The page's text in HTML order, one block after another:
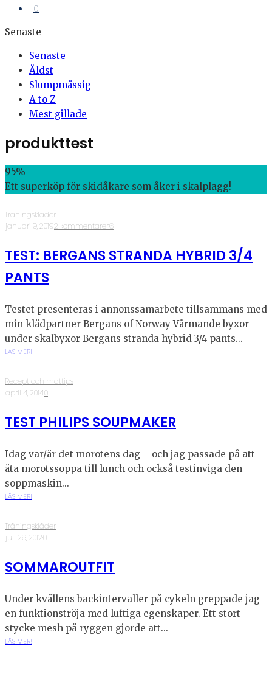
0
Senaste
Senaste
Äldst
Slumpmässig
A to Z
Mest gillade
produkttest
95%
Ett superköp för skidåkare som åker i skalplagg!
Träningskläder
·januari 9, 2019·2 kommentarer·6
TEST: BERGANS STRANDA HYBRID 3/4
PANTS
Testet presenteras i annonssamarbete tillsammans med
min klädpartner Bergans of Norway Värmande byxor
under skalbyxor Bergans stranda hybrid 3/4 pants...
LÄS MER!
Recept och mattips
·april 4, 2014·0
TEST PHILIPS SOUPMAKER
Idag var/är det morotens dag – och jag passade på att
äta morotssoppa till lunch och också testinviga den
soppmaskin...
LÄS MER!
Träningskläder
·juli 29, 2012·0
SOMMAROUTFIT
Under kvällens backintervaller på cykeln greppade jag
en funktionströja med luftiga egenskaper. Ett stort
stycke mesh på ryggen gjorde att...
LÄS MER!